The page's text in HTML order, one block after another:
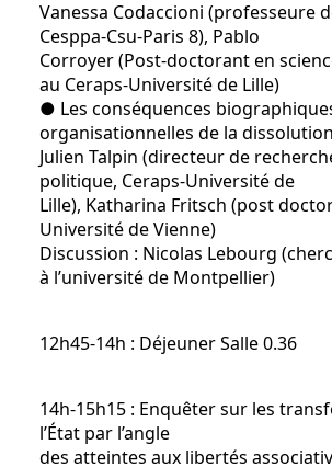
Vanessa Codaccioni (professeure
Cesppa-Csu-Paris 8), Pablo
Corroyer (Post-doctorant en
au Ceraps-Université de Lille)
● Les conséquences
organisationnelles de la dissolution
Julien Talpin (directeur de
politique, Ceraps-Université de
Lille), Katharina Fritsch (post
Université de Vienne)
Discussion : Nicolas Lebourg
à l’université de Montpellier)
12h45-14h : Déjeuner Salle 0.36
14h-15h15 : Enquêter sur les
l’État par l’angle
des atteintes aux libertés